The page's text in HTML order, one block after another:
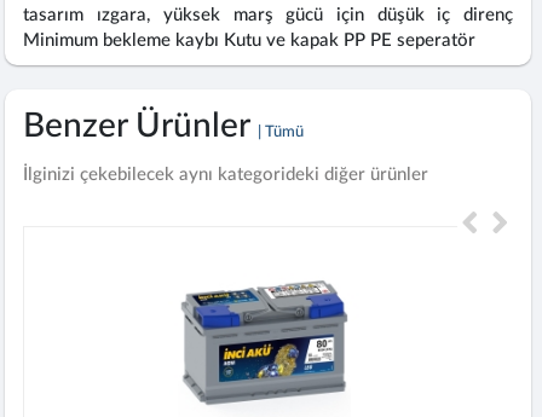
tasarım ızgara, yüksek marş gücü için düşük iç direnç
Minimum bekleme kaybı Kutu ve kapak PP PE seperatör
Benzer Ürünler | Tümü
İlginizi çekebilecek aynı kategorideki diğer ürünler